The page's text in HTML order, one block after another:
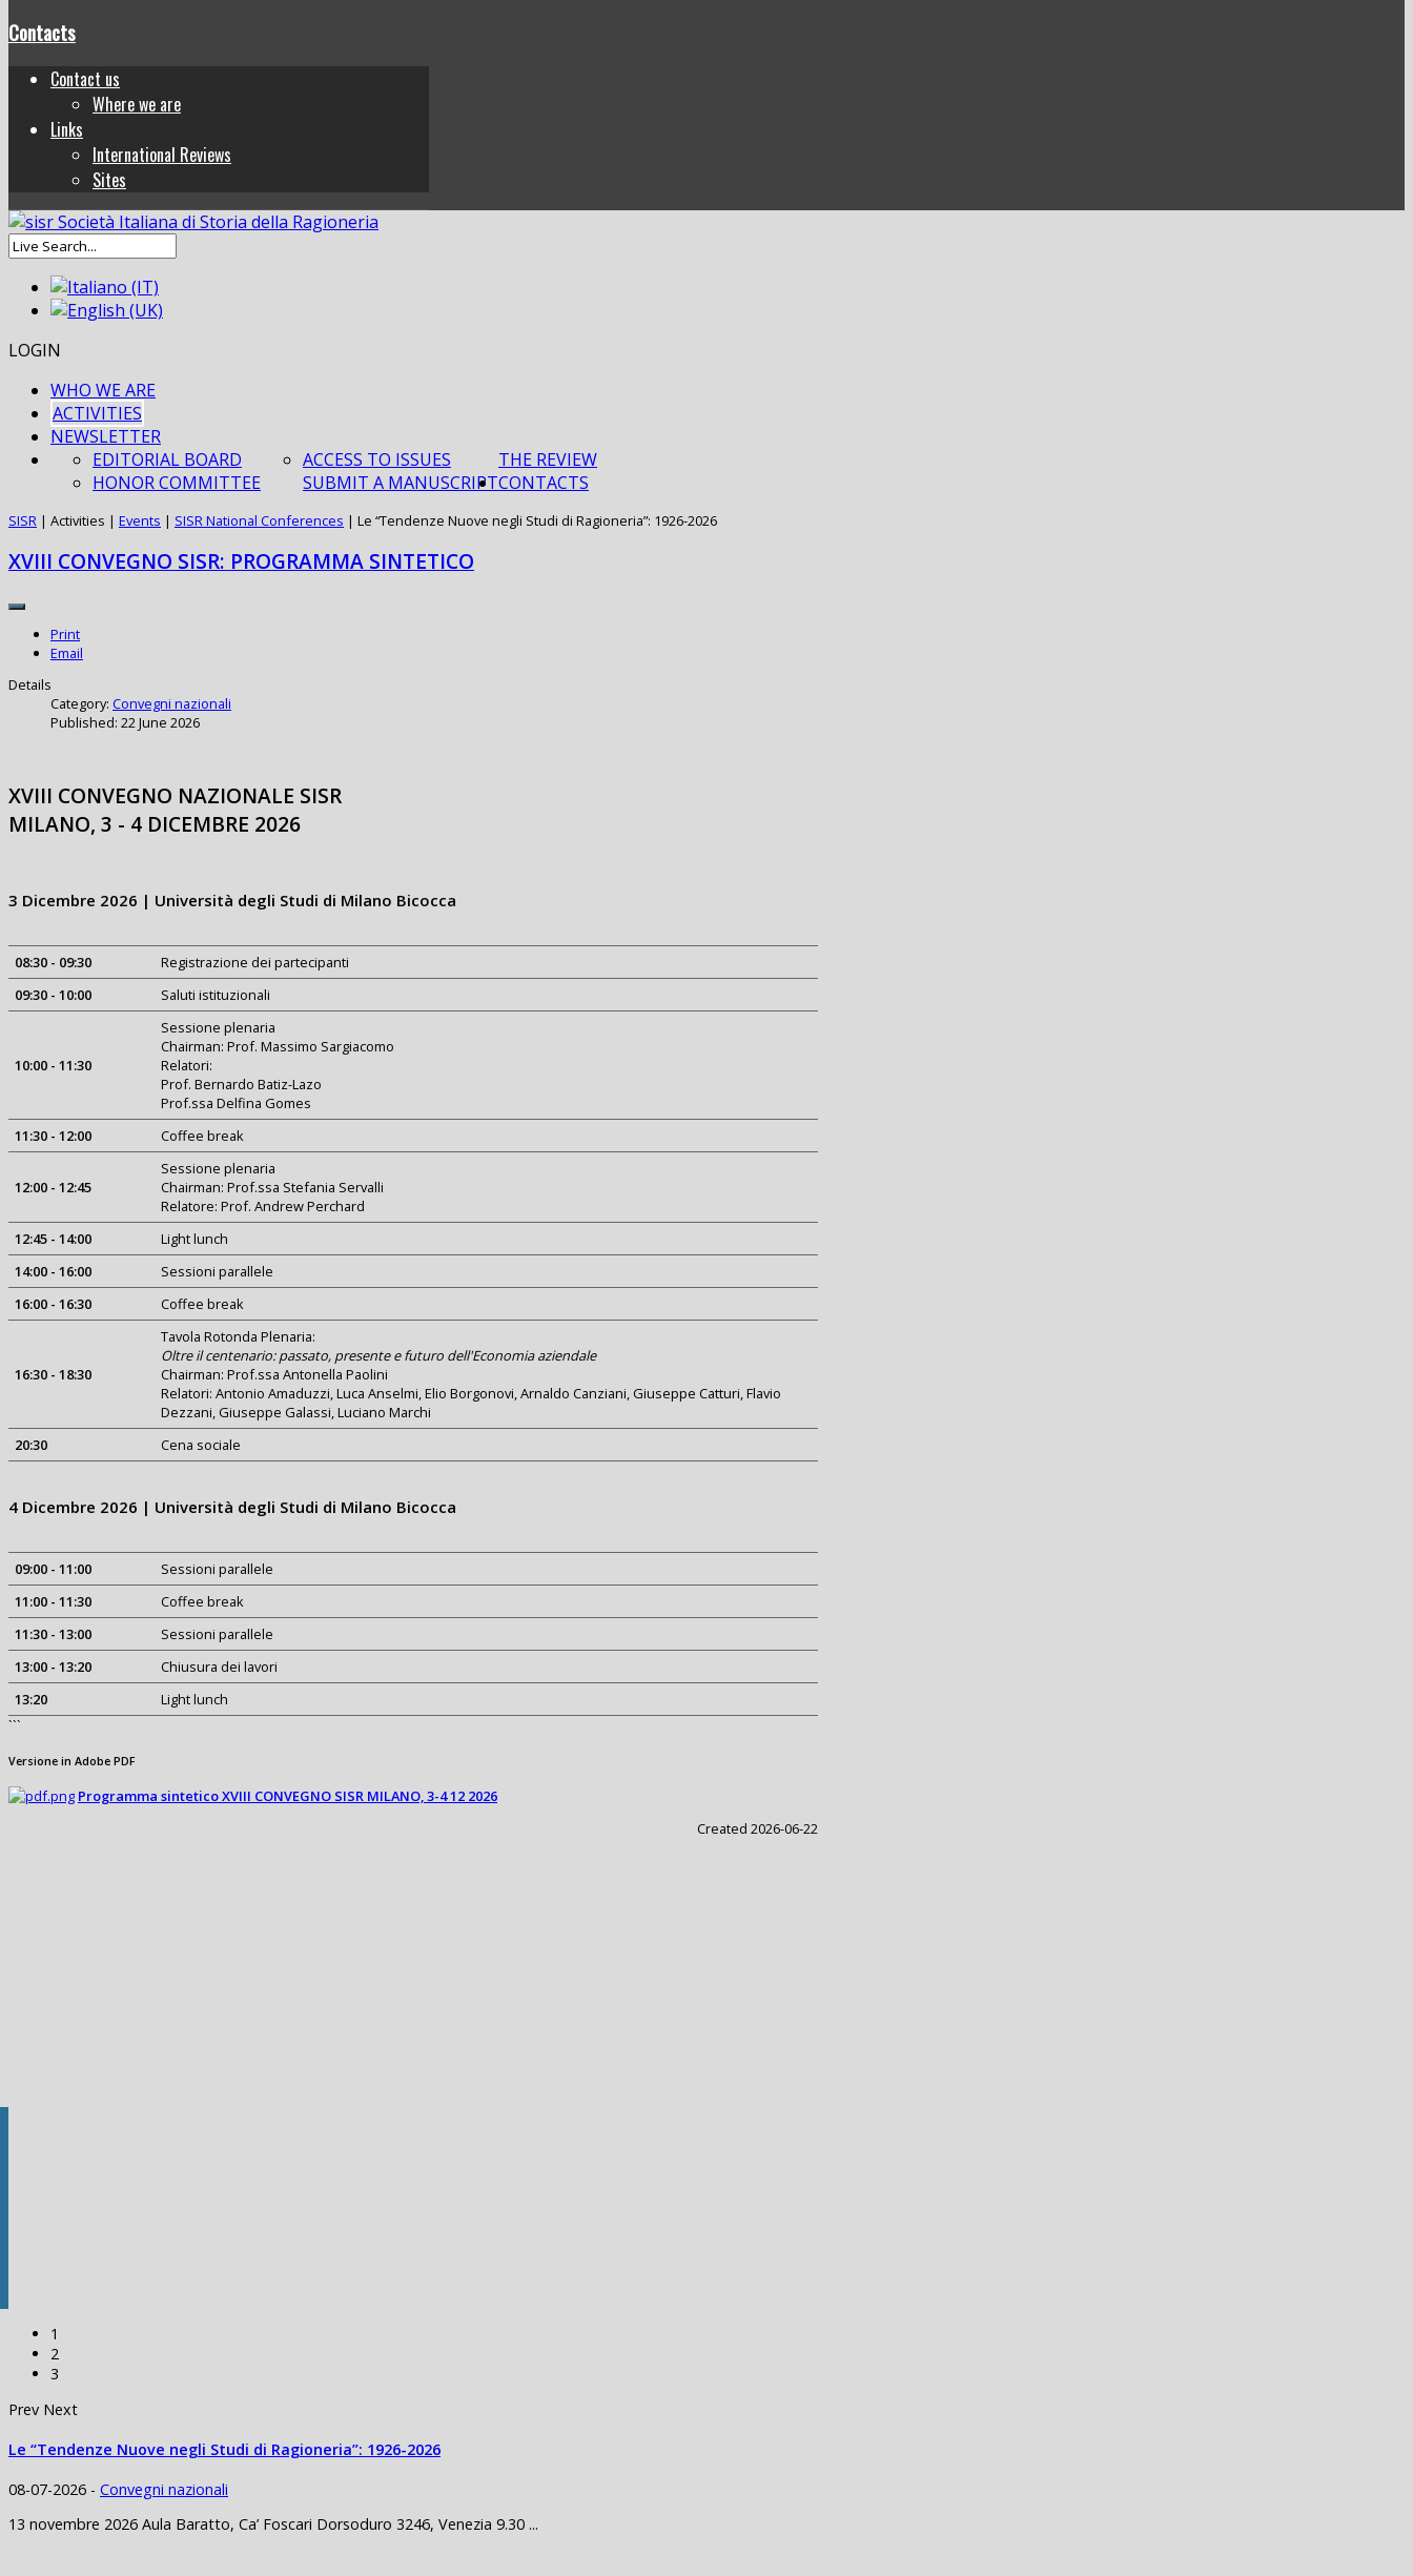
Contacts
Contact us
Where we are
Links
International Reviews
Sites
LOGIN
WHO WE ARE
ACTIVITIES
NEWSLETTER
THE REVIEW
EDITORIAL BOARD
HONOR COMMITTEE
ACCESS TO ISSUES
SUBMIT A MANUSCRIPTCONTACTS
SISR | Activities | Events | SISR National Conferences | Le “Tendenze Nuove negli Studi di Ragioneria”: 1926-2026
XVIII CONVEGNO SISR: PROGRAMMA SINTETICO
Print
Email
Details
Category: Convegni nazionali
Published: 22 June 2026
XVIII CONVEGNO NAZIONALE SISR
MILANO, 3 - 4 DICEMBRE 2026
3 Dicembre 2026 | Università degli Studi di Milano Bicocca
08:30 - 09:30
Registrazione dei partecipanti
09:30 - 10:00
Saluti istituzionali
10:00 - 11:30
Sessione plenaria
Chairman: Prof. Massimo Sargiacomo
Relatori:
Prof. Bernardo Batiz-Lazo
Prof.ssa Delfina Gomes
11:30 - 12:00
Coffee break
12:00 - 12:45
Sessione plenaria
Chairman: Prof.ssa Stefania Servalli
Relatore: Prof. Andrew Perchard
12:45 - 14:00
Light lunch
14:00 - 16:00
Sessioni parallele
16:00 - 16:30
Coffee break
16:30 - 18:30
Tavola Rotonda Plenaria:
Oltre il centenario: passato, presente e futuro dell'Economia aziendale
Chairman: Prof.ssa Antonella Paolini
Relatori: Antonio Amaduzzi, Luca Anselmi, Elio Borgonovi, Arnaldo Canziani, Giuseppe Catturi, Flavio
Dezzani, Giuseppe Galassi, Luciano Marchi
20:30
Cena sociale
4 Dicembre 2026 | Università degli Studi di Milano Bicocca
09:00 - 11:00
Sessioni parallele
11:00 - 11:30
Coffee break
11:30 - 13:00
Sessioni parallele
13:00 - 13:20
Chiusura dei lavori
13:20
Light lunch
```
Versione in Adobe PDF
Programma sintetico XVIII CONVEGNO SISR MILANO, 3-4 12 2026
Created 2026-06-22
1
2
3
Prev Next
Le “Tendenze Nuove negli Studi di Ragioneria”: 1926-2026
08-07-2026 - Convegni nazionali
13 novembre 2026 Aula Baratto, Ca’ Foscari Dorsoduro 3246, Venezia 9.30 ...